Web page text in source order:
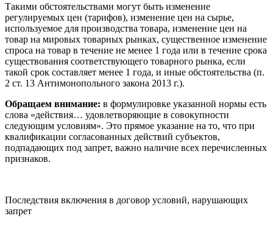
Такими обстоятельствами могут быть изменение
регулируемых цен (тарифов), изменение цен на сырье,
используемое для производства товара, изменение цен на
товар на мировых товарных рынках, существенное изменение
спроса на товар в течение не менее 1 года или в течение срока
существования соответствующего товарного рынка, если
такой срок составляет менее 1 года, и иные обстоятельства (п.
2 ст. 13 Антимонопольного закона 2013 г.).
Обращаем внимание: в формулировке указанной нормы есть
слова «действия… удовлетворяющие в совокупности
следующим условиям». Это прямое указание на то, что при
квалификации согласованных действий субъектов,
подпадающих под запрет, важно наличие всех перечисленных
признаков.
Последствия включения в договор условий, нарушающих
запрет